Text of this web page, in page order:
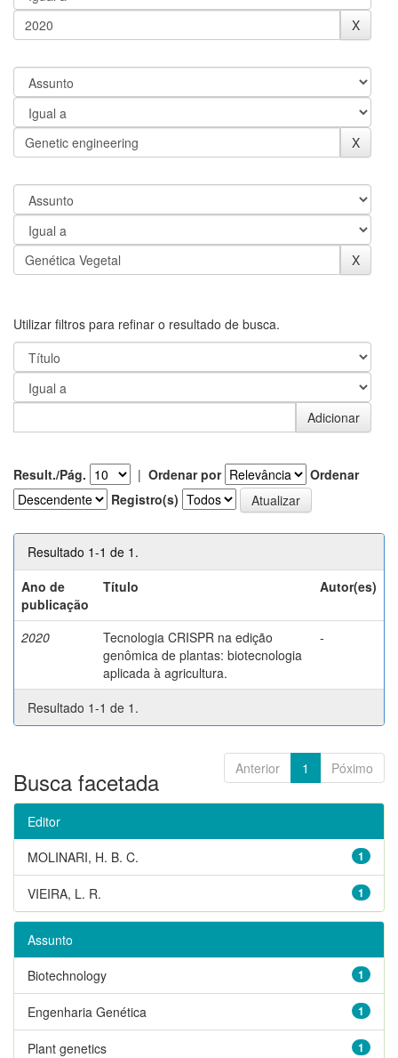
Utilizar filtros para refinar o resultado de busca.
Result./Pág. | Ordenar por
Ordenar
Registro(s)
Resultado 1-1 de 1.
Ano de
publicação
Título Autor(es)
2020
Tecnologia CRISPR na edição
genômica de plantas: biotecnologia
aplicada à agricultura.
-
Resultado 1-1 de 1.
Anterior 1 Póximo
Busca facetada
Editor
1
MOLINARI, H. B. C.
1
VIEIRA, L. R.
Assunto
1
Biotechnology
1
Engenharia Genética
1
Plant genetics